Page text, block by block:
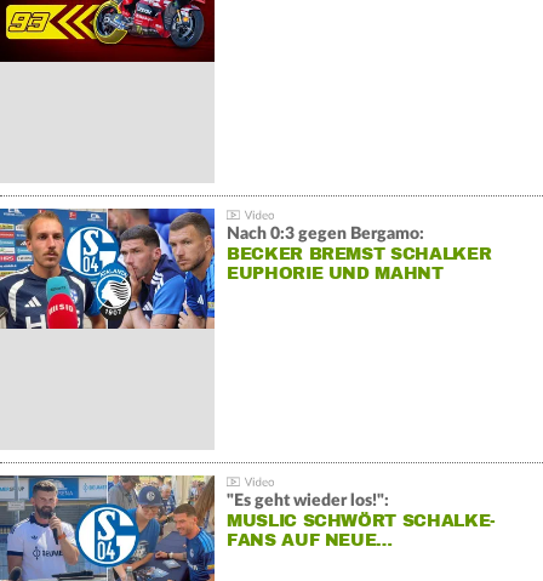
Nach 0:3 gegen Bergamo:
BECKER BREMST SCHALKER
EUPHORIE UND MAHNT
"Es geht wieder los!":
MUSLIC SCHWÖRT SCHALKE-
FANS AUF NEUE…